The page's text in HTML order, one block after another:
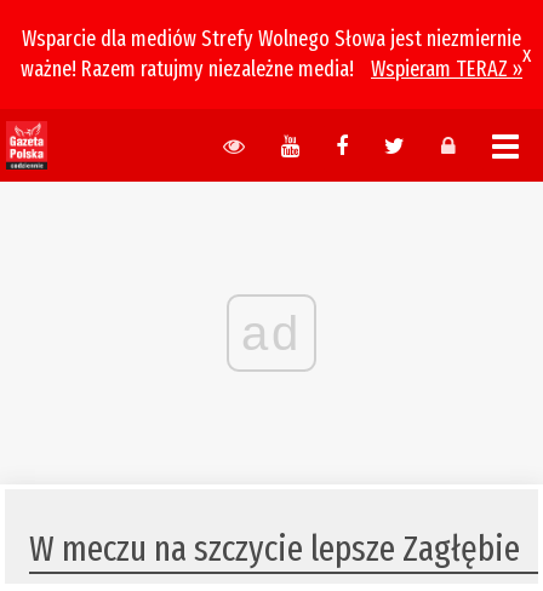
Wsparcie dla mediów Strefy Wolnego Słowa jest niezmiernie
ważne! Razem ratujmy niezależne media!
Wspieram TERAZ »
x
ad
​W meczu na szczycie lepsze Zagłębie